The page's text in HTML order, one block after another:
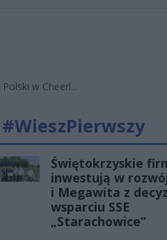
w Cheerl...
#WieszPierwszy
Świętokrzyskie
inwestują w
i Megawita z
wsparciu SSE
„Starachowice”